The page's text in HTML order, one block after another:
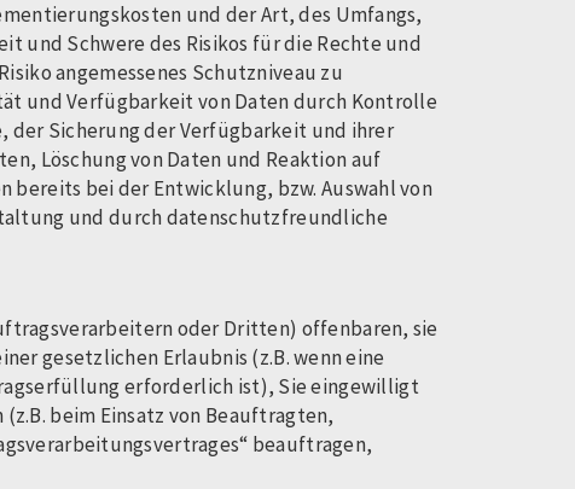
und der Art, des Umfangs,
und Schwere des Risikos für die Rechte und
angemessenes Schutzniveau zu
und Verfügbarkeit von Daten durch Kontrolle
der Sicherung der Verfügbarkeit und ihrer
Löschung von Daten und Reaktion auf
bereits bei der Entwicklung, bzw. Auswahl von
und durch datenschutzfreundliche
oder Dritten) offenbaren, sie
gesetzlichen Erlaubnis (z.B. wenn eine
erforderlich ist), Sie eingewilligt
beim Einsatz von Beauftragten,
beauftragen,